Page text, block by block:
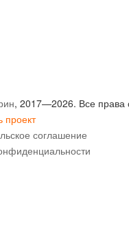
, 2017—2026. Все права
проект
соглашение